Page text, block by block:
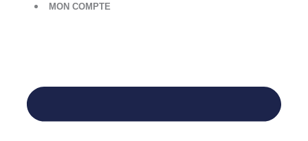
MON COMPTE